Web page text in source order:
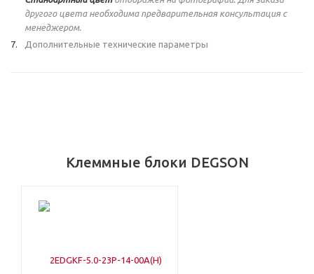
другого цвета необходима предварительная консультация с
менеджером.
Дополнительные технические параметры
Клеммные блоки DEGSON